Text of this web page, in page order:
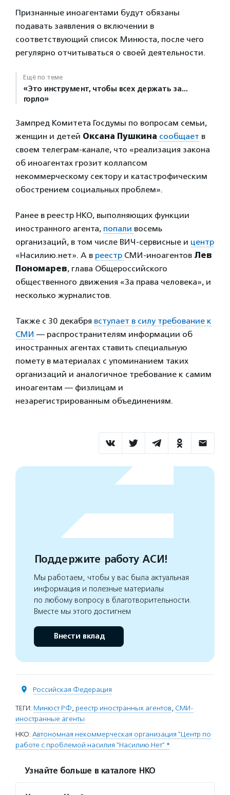
Признанные иноагентами будут обязаны
подавать заявления о включении в
соответствующий список Минюста, после чего
регулярно отчитываться о своей деятельности.
Ещё по теме
«Это инструмент, чтобы всех держать за…
горло»
Зампред Комитета Госдумы по вопросам семьи,
женщин и детей Оксана Пушкина сообщает в
своем телеграм-канале, что «реализация закона
об иноагентах грозит коллапсом
некоммерческому сектору и катастрофическим
обострением социальных проблем».
Ранее в реестр НКО, выполняющих функции
иностранного агента, попали восемь
организаций, в том числе ВИЧ-сервисные и центр
«Насилию.нет». А в реестр СМИ-иноагентов Лев
Пономарев, глава Общероссийского
общественного движения «За права человека», и
несколько журналистов.
Также с 30 декабря вступает в силу требование к
СМИ — распространителям информации об
иностранных агентах ставить специальную
помету в материалах с упоминанием таких
организаций и аналогичное требование к самим
иноагентам — физлицам и
незарегистрированным объединениям.
Поддержите работу АСИ!
Мы работаем, чтобы у вас была актуальная
информация и полезные материалы
по любому вопросу в благотворительности.
Вместе мы этого достигнем
Внести вклад
Российская Федерация
ТЕГИ: Минюст РФ, реестр иностранных агентов, СМИ-
иностранные агенты
НКО: Автономная некоммерческая организация "Центр по
работе с проблемой насилия "Насилию.Нет" *
Узнайте больше в каталоге НКО